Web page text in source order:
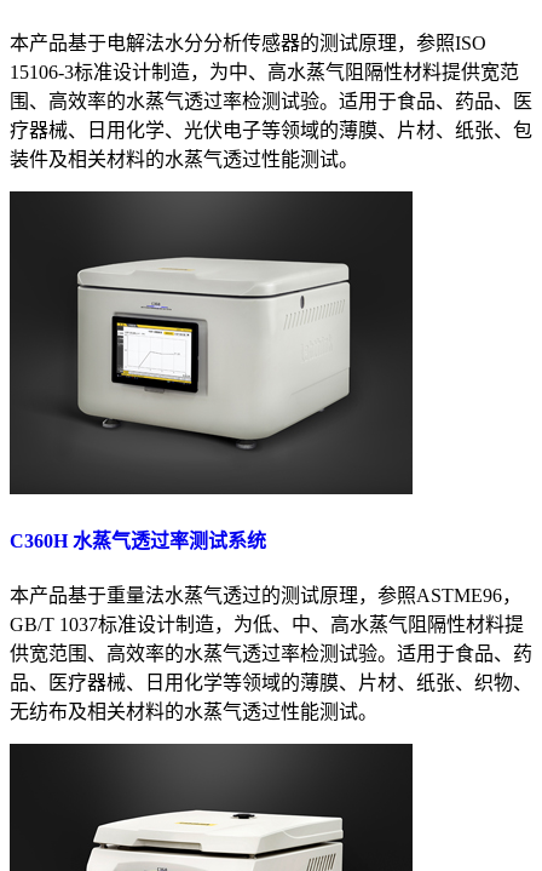
本产品基于电解法水分分析传感器的测试原理，参照ISO
15106-3标准设计制造，为中、高水蒸气阻隔性材料提供宽范
围、高效率的水蒸气透过率检测试验。适用于食品、药品、医
疗器械、日用化学、光伏电子等领域的薄膜、片材、纸张、包
装件及相关材料的水蒸气透过性能测试。
C360H 水蒸气透过率测试系统
本产品基于重量法水蒸气透过的测试原理，参照ASTME96，
GB/T 1037标准设计制造，为低、中、高水蒸气阻隔性材料提
供宽范围、高效率的水蒸气透过率检测试验。适用于食品、药
品、医疗器械、日用化学等领域的薄膜、片材、纸张、织物、
无纺布及相关材料的水蒸气透过性能测试。